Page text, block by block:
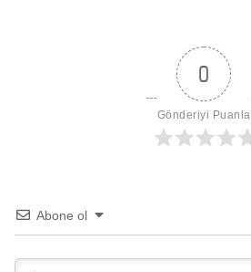
0
Gönderiyi Puanla
Abone ol